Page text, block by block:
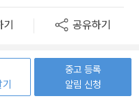
공유하기
중고 등록
알림 신청